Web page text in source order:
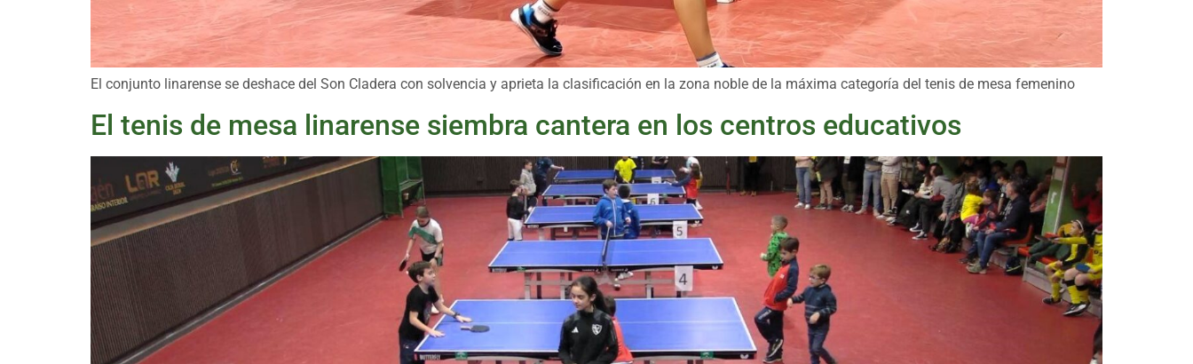
El conjunto linarense se deshace del Son Cladera con solvencia y aprieta la clasificación en la zona noble de la máxima categoría del tenis de mesa femenino
El tenis de mesa linarense siembra cantera en los centros educativos